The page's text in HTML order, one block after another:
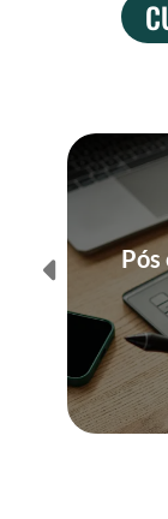
Pós